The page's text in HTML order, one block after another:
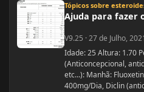
Tópicos sobre
Ajuda para fazer
V9.25 ·27 de Julho,
Idade: 25 Altura: 1.70 Peso: 65,7 Medicações em uso
(Anticoncepcional,
etc...): Manhã: Fluoxetina 20mg/Dia Noite: Quetiapina
400mg/Dia, Diclin